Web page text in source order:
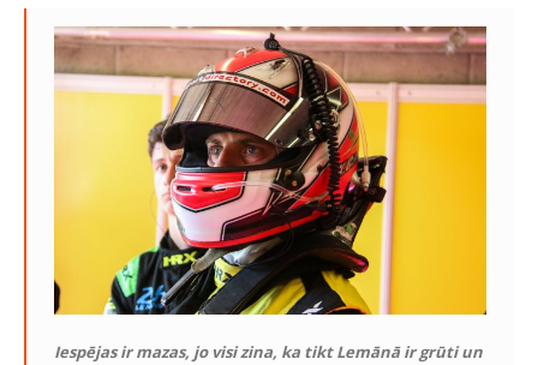
Iespējas ir mazas, jo visi zina, ka tikt Lemānā ir grūti un